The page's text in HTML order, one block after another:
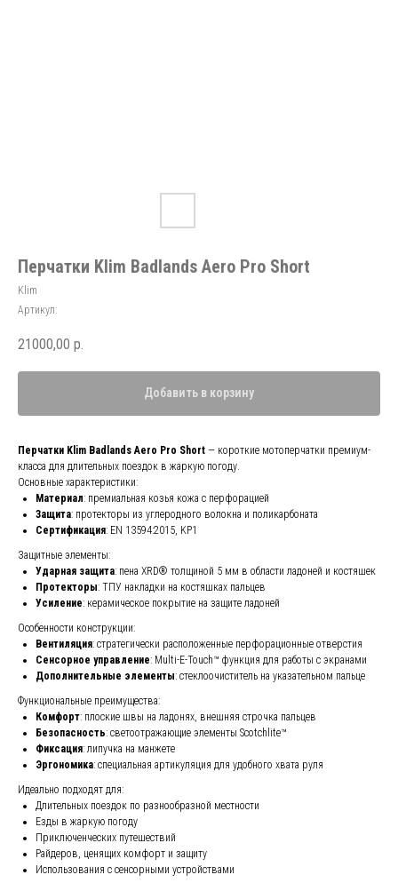
Перчатки Klim Badlands Aero Pro Short
Klim
Артикул:
21000,00 р.
Добавить в корзину
Перчатки Klim Badlands Aero Pro Short — короткие мотоперчатки премиум-
класса для длительных поездок в жаркую погоду.
Основные характеристики:
Материал: премиальная козья кожа с перфорацией
Защита: протекторы из углеродного волокна и поликарбоната
Сертификация: EN 13594:2015, KP1
Защитные элементы:
Ударная защита: пена XRD® толщиной 5 мм в области ладоней и костяшек
Протекторы: ТПУ накладки на костяшках пальцев
Усиление: керамическое покрытие на защите ладоней
Особенности конструкции:
Вентиляция: стратегически расположенные перфорационные отверстия
Сенсорное управление: Multi-E-Touch™ функция для работы с экранами
Дополнительные элементы: стеклоочиститель на указательном пальце
Функциональные преимущества:
Комфорт: плоские швы на ладонях, внешняя строчка пальцев
Безопасность: светоотражающие элементы Scotchlite™
Фиксация: липучка на манжете
Эргономика: специальная артикуляция для удобного хвата руля
Идеально подходят для:
Длительных поездок по разнообразной местности
Езды в жаркую погоду
Приключенческих путешествий
Райдеров, ценящих комфорт и защиту
Использования с сенсорными устройствами